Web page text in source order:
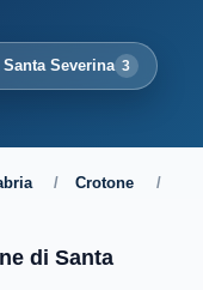
Severina 3
/ Crotone
/
di Santa